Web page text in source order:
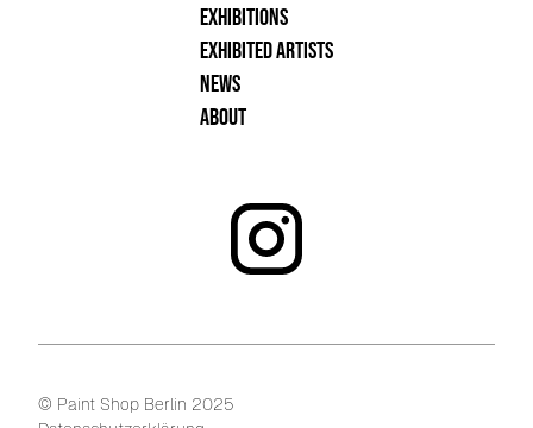
Exhibitions
Exhibited artists
News
About
© Paint Shop Berlin 2025